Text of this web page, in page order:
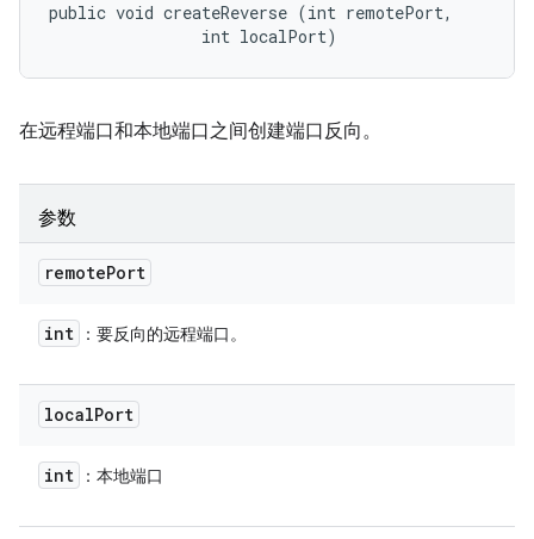
public void createReverse (int remotePort,
                int localPort)
在远程端口和本地端口之间创建端口反向。
参数
remotePort
int ：要反向的远程端口。
localPort
int ：本地端口